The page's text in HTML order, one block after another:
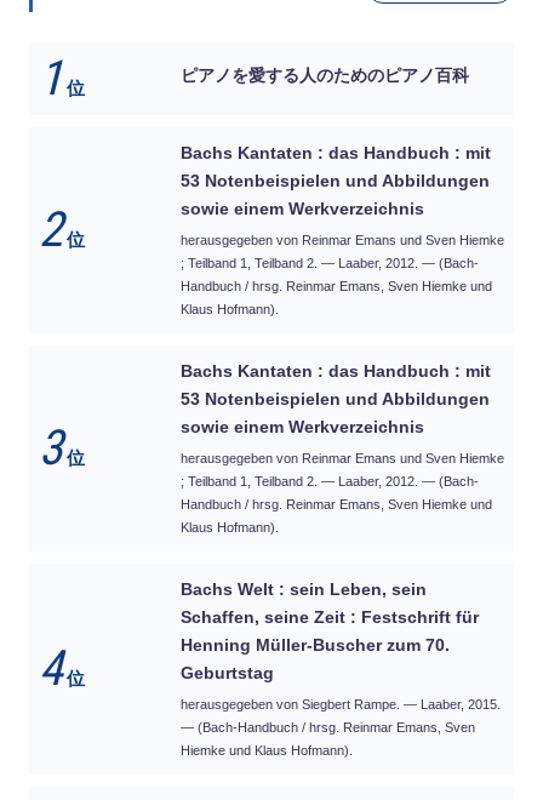
1 位
ピアノを愛する人のためのピアノ百科
2位
Bachs Kantaten : das Handbuch : mit
53 Notenbeispielen und Abbildungen
sowie einem Werkverzeichnis
herausgegeben von Reinmar Emans und Sven Hiemke
; Teilband 1, Teilband 2. — Laaber, 2012. — (Bach-
Handbuch / hrsg. Reinmar Emans, Sven Hiemke und
Klaus Hofmann).
3位
Bachs Kantaten : das Handbuch : mit
53 Notenbeispielen und Abbildungen
sowie einem Werkverzeichnis
herausgegeben von Reinmar Emans und Sven Hiemke
; Teilband 1, Teilband 2. — Laaber, 2012. — (Bach-
Handbuch / hrsg. Reinmar Emans, Sven Hiemke und
Klaus Hofmann).
4位
Bachs Welt : sein Leben, sein
Schaffen, seine Zeit : Festschrift für
Henning Müller-Buscher zum 70.
Geburtstag
herausgegeben von Siegbert Rampe. — Laaber, 2015.
— (Bach-Handbuch / hrsg. Reinmar Emans, Sven
Hiemke und Klaus Hofmann).